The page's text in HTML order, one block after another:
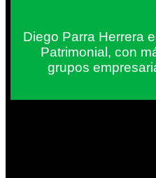
Diego Parra Herrera
Patrimonial, con
grupos